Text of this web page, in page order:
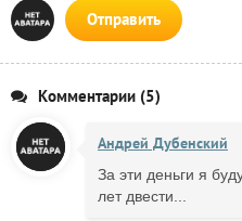
Отправить
Комментарии (5)
Андрей Дубенский
За эти деньги я
лет двести...